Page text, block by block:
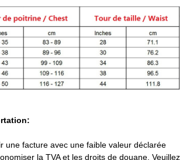
une facture avec une faible valeur déclarée
la TVA et les droits de douane. Veuillez